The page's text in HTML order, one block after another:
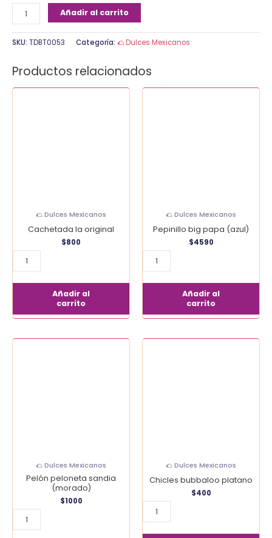
Añadir al carrito
SKU: TDBT0053 Categoría: 🌮 Dulces Mexicanos
Productos relacionados
🌮 Dulces Mexicanos
Cachetada la original
$800
Añadir al
carrito
🌮 Dulces Mexicanos
Pepinillo big papa (azul)
$4590
Añadir al
carrito
🌮 Dulces Mexicanos
Pelón peloneta sandia
(morado)
$1000
🌮 Dulces Mexicanos
Chicles bubbaloo platano
$400